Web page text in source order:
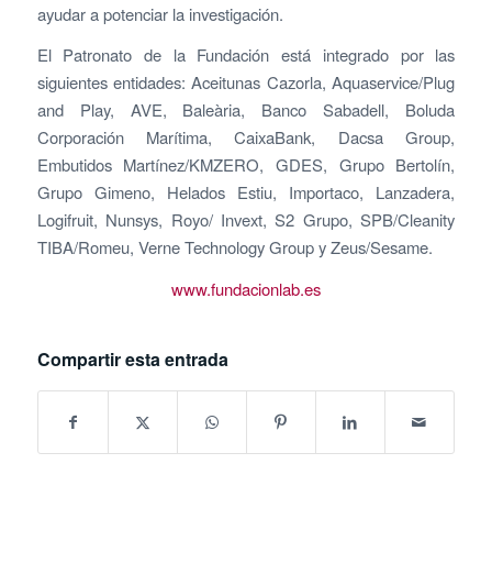
ayudar a potenciar la investigación.
El Patronato de la Fundación está integrado por las
siguientes entidades: Aceitunas Cazorla, Aquaservice/Plug
and Play, AVE, Baleària, Banco Sabadell, Boluda
Corporación Marítima, CaixaBank, Dacsa Group,
Embutidos Martínez/KMZERO, GDES, Grupo Bertolín,
Grupo Gimeno, Helados Estiu, Importaco, Lanzadera,
Logifruit, Nunsys, Royo/ Invext, S2 Grupo, SPB/Cleanity
TIBA/Romeu, Verne Technology Group y Zeus/Sesame.
www.fundacionlab.es
Compartir esta entrada